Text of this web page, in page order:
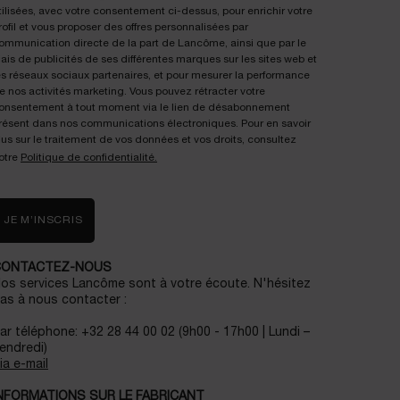
avec votre consentement ci-dessus, pour enrichir votre
et vous proposer des offres personnalisées par
directe de la part de Lancôme, ainsi que par le
de publicités de ses différentes marques sur les sites web et
réseaux sociaux partenaires, et pour mesurer la performance
nos activités marketing. Vous pouvez rétracter votre
à tout moment via le lien de désabonnement
dans nos communications électroniques. Pour en savoir
sur le traitement de vos données et vos droits, consultez
Politique de confidentialité.
JE M’INSCRIS
NOUS
services Lancôme sont à votre écoute. N'hésitez
à nous contacter :
téléphone: +32 28 44 00 02 (9h00 - 17h00 | Lundi –
e-mail
SUR LE FABRICANT